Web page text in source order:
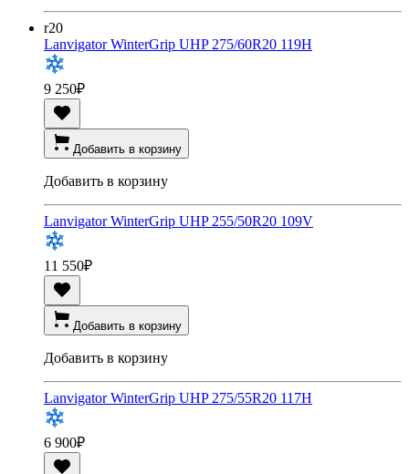
r20
Lanvigator WinterGrip UHP 275/60R20 119H
9 250₽
Добавить в корзину
Добавить в корзину
Lanvigator WinterGrip UHP 255/50R20 109V
11 550₽
Добавить в корзину
Добавить в корзину
Lanvigator WinterGrip UHP 275/55R20 117H
6 900₽